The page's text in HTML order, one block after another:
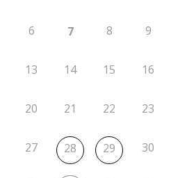
6 7 8 9
13 14 15 16
20 21 22 23
27 28 29 30